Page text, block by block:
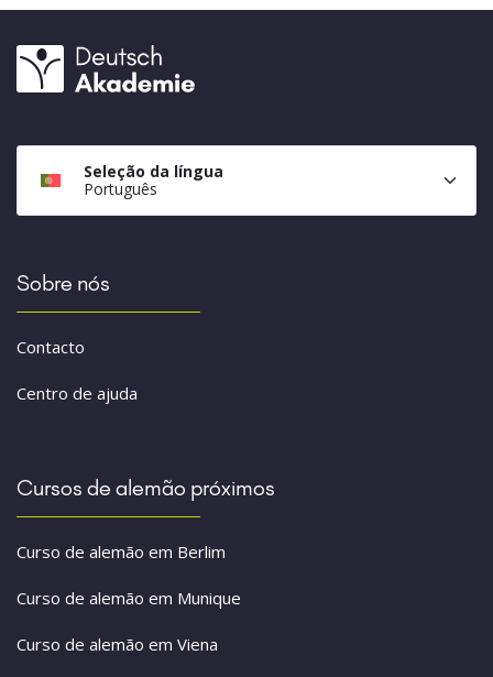
Seleção da língua
Português
Sobre nós
Contacto
Centro de ajuda
Cursos de alemão próximos
Curso de alemão em Berlim
Curso de alemão em Munique
Curso de alemão em Viena